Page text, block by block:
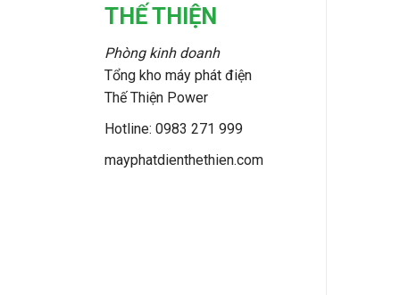
THẾ THIỆN
Phòng kinh doanh
Tổng kho máy phát điện
Thế Thiện Power
Hotline: 0983 271 999
mayphatdienthethien.com